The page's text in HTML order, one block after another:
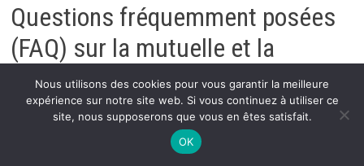
Questions fréquemment posées
(FAQ) sur la mutuelle et la
grossesse
La mutuelle prend-elle en charge tous les
examens prénataux ?
Nous utilisons des cookies pour vous garantir la meilleure
expérience sur notre site web. Si vous continuez à utiliser ce
site, nous supposerons que vous en êtes satisfait.
OK